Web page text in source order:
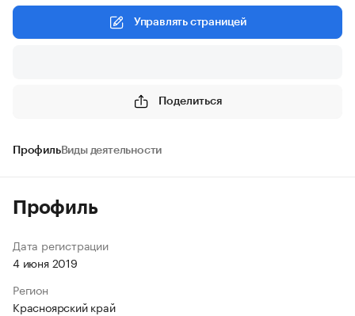
Управлять страницей
Поделиться
ПрофильВиды деятельности
Профиль
Дата регистрации
4 июня 2019
Регион
Красноярский край